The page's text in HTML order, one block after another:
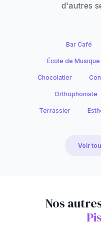
d'autres
Bar Café
École de Musique
Chocolatier
Orthophoniste
Terrassier
Voir
Nos